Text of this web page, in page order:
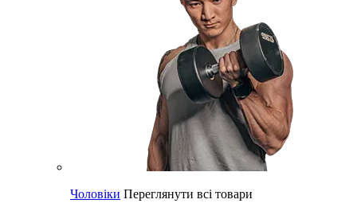
Чоловіки Переглянути всі товари